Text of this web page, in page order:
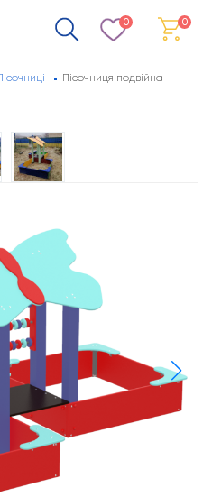
0 0
Пісочниці
Пісочниця подвійна